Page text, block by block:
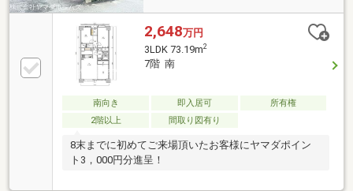
2,648万円
3LDK 73.19m2
7階 南
南向き 即入居可
所有権
2階以上
間取り図有り
8末までに初めてご来場頂いたお客様にヤマダポイン
ト3，000円分進呈！